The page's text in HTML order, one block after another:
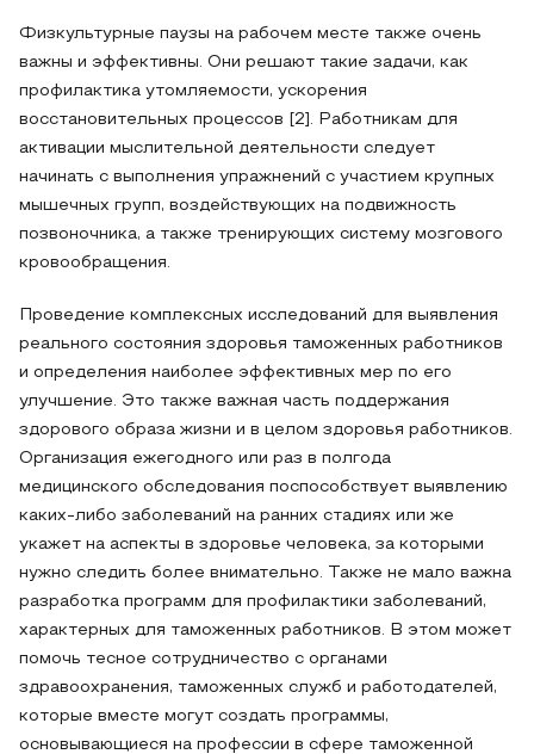
Физкультурные паузы на рабочем месте также очень
важны и эффективны. Они решают такие задачи, как
профилактика утомляемости, ускорения
восстановительных процессов [2]. Работникам для
активации мыслительной деятельности следует
начинать с выполнения упражнений с участием крупных
мышечных групп, воздействующих на подвижность
позвоночника, а также тренирующих систему мозгового
кровообращения.
Проведение комплексных исследований для выявления
реального состояния здоровья таможенных работников
и определения наиболее эффективных мер по его
улучшение. Это также важная часть поддержания
здорового образа жизни и в целом здоровья работников.
Организация ежегодного или раз в полгода
медицинского обследования поспособствует выявлению
каких-либо заболеваний на ранних стадиях или же
укажет на аспекты в здоровье человека, за которыми
нужно следить более внимательно. Также не мало важна
разработка программ для профилактики заболеваний,
характерных для таможенных работников. В этом может
помочь тесное сотрудничество с органами
здравоохранения, таможенных служб и работодателей,
которые вместе могут создать программы,
основывающиеся на профессии в сфере таможенной